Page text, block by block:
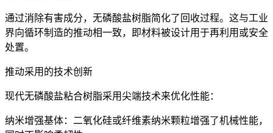
通过消除有害成分，无磷酸盐树脂简化了回收过程。这与工业
界向循环制造的推动相一致，即材料被设计用于再利用或安全
处置。
推动采用的技术创新
现代无磷酸盐粘合树脂采用尖端技术来优化性能：
纳米增强基体：二氧化硅或纤维素纳米颗粒增强了机械性能，